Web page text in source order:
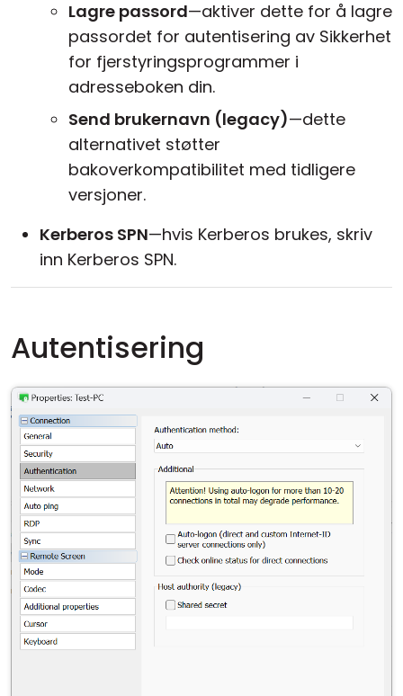
Lagre passord—aktiver dette for å lagre
passordet for autentisering av Sikkerhet
for fjerstyringsprogrammer i
adresseboken din.
Send brukernavn (legacy)—dette
alternativet støtter
bakoverkompatibilitet med tidligere
versjoner.
Kerberos SPN—hvis Kerberos brukes, skriv
inn Kerberos SPN.
Autentisering